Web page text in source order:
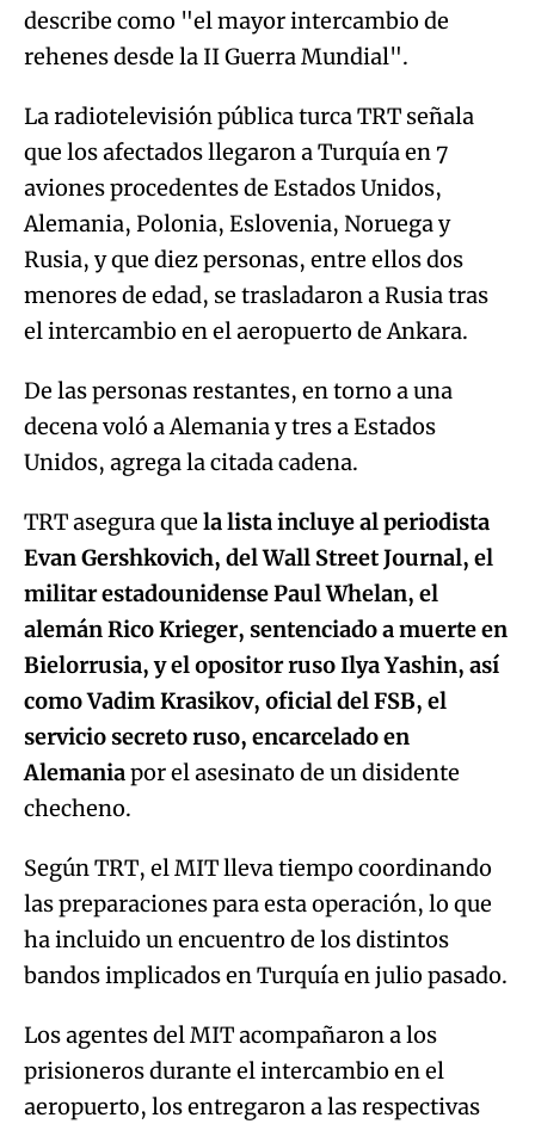
describe como "el mayor intercambio de
rehenes desde la II Guerra Mundial".
La radiotelevisión pública turca TRT señala
que los afectados llegaron a Turquía en 7
aviones procedentes de Estados Unidos,
Alemania, Polonia, Eslovenia, Noruega y
Rusia, y que diez personas, entre ellos dos
menores de edad, se trasladaron a Rusia tras
el intercambio en el aeropuerto de Ankara.
De las personas restantes, en torno a una
decena voló a Alemania y tres a Estados
Unidos, agrega la citada cadena.
TRT asegura que la lista incluye al periodista
Evan Gershkovich, del Wall Street Journal, el
militar estadounidense Paul Whelan, el
alemán Rico Krieger, sentenciado a muerte en
Bielorrusia, y el opositor ruso Ilya Yashin, así
como Vadim Krasikov, oficial del FSB, el
servicio secreto ruso, encarcelado en
Alemaniapor el asesinato de un disidente
checheno.
Según TRT, el MIT lleva tiempo coordinando
las preparaciones para esta operación, lo que
ha incluido un encuentro de los distintos
bandos implicados en Turquía en julio pasado.
Los agentes del MIT acompañaron a los
prisioneros durante el intercambio en el
aeropuerto, los entregaron a las respectivas